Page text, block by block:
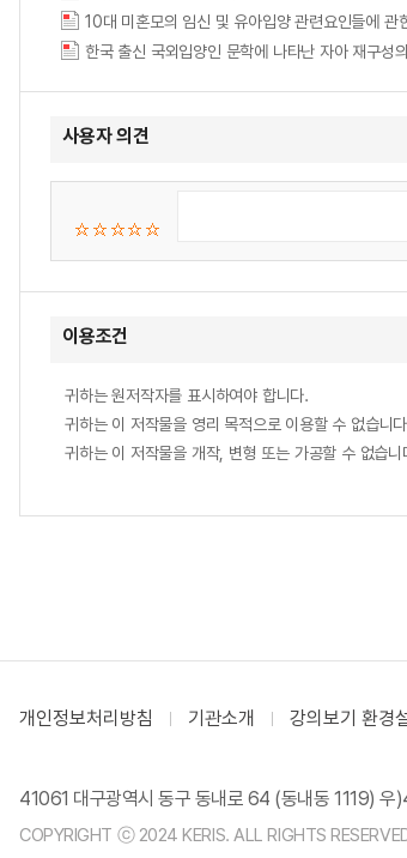
10대 미혼모의 임신 및 유아입양 관련요인들에 관
한국 출신 국외입양인 문학에 나타난 자아 재구성
사용자 의견
이용조건
귀하는 원저작자를 표시하여야 합니다.
귀하는 이 저작물을 영리 목적으로 이용할 수 없습니
귀하는 이 저작물을 개작, 변형 또는 가공할 수 없습니
개인정보처리방침 기관소개 강의보기 환경
41061 대구광역시 동구 동내로 64 (동내동 1119) 우
COPYRIGHT ⓒ 2024 KERIS. ALL RIGHTS